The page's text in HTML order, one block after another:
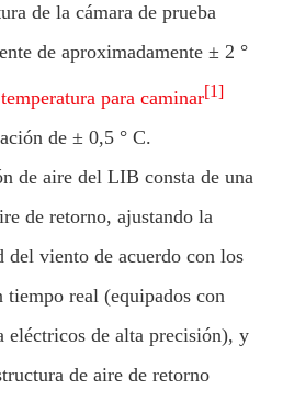
de la cámara de prueba
de aproximadamente ± 2 °
para caminar[1]
de ± 0,5 ° C.
de aire del LIB consta de una
de retorno, ajustando la
viento de acuerdo con los
tiempo real (equipados con
eléctricos de alta precisión), y
de aire de retorno